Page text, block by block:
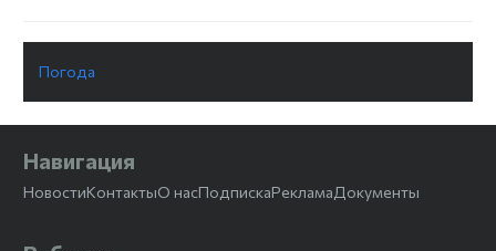
Погода
Навигация
НовостиКонтактыО насПодпискаРекламаДокументы